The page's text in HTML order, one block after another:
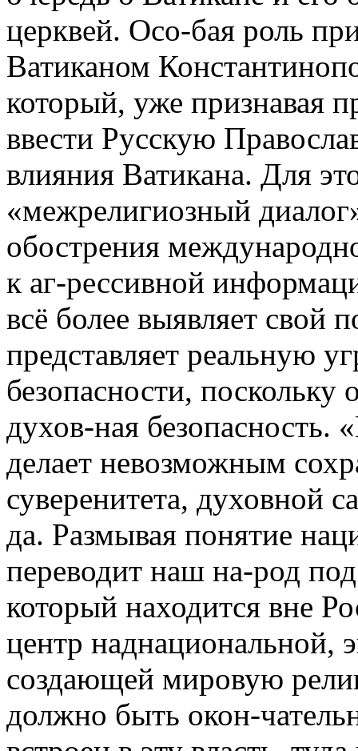
церквей. Осо-бая роль
Ватиканом
который, уже признавая
ввести Русскую
влияния Ватикана. Для
«межрелигиозный
обострения
к аг-рессивной
всё более выявляет свой
представляет реальную
безопасности, поскольку
духов-ная
делает невозможным
суверенитета, духовной
да. Размывая понятие
переводит наш на-род
который находится вне
центр наднациональной,
создающей мировую
должно быть окон-